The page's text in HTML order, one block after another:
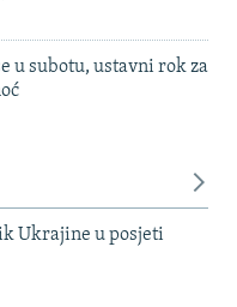
u subotu, ustavni rok za
Ukrajine u posjeti